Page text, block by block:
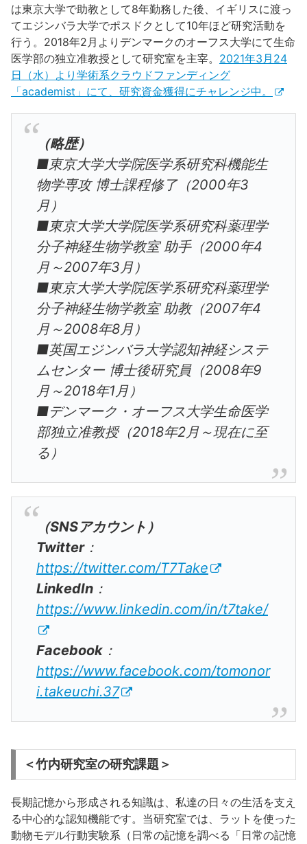
は東京大学で助教として8年勤務した後、イギリスに渡っ
てエジンバラ大学でポスドクとして10年ほど研究活動を
行う。2018年2月よりデンマークのオーフス大学にて生命
医学部の独立准教授として研究室を主宰。 2021年3月24
日（水）より学術系クラウドファンディング
「academist」にて、研究資金獲得にチャレンジ中。
（略歴）
■東京大学大学院医学系研究科機能生
物学専攻 博士課程修了（2000年3
月）
■東京大学大学院医学系研究科薬理学
分子神経生物学教室 助手（2000年4
月～2007年3月）
■東京大学大学院医学系研究科薬理学
分子神経生物学教室 助教（2007年4
月～2008年8月）
■英国エジンバラ大学認知神経システ
ムセンター 博士後研究員（2008年9
月～2018年1月）
■デンマーク・オーフス大学生命医学
部独立准教授（2018年2月～現在に至
る）
（SNSアカウント）
Twitter：
https://twitter.com/T7Take
LinkedIn ：
https://www.linkedin.com/in/t7take/
Facebook ：
https://www.facebook.com/tomonor
i.takeuchi.37
＜竹内研究室の研究課題＞
長期記憶から形成される知識は、私達の日々の生活を支え
る中心的な認知機能です。当研究室では、ラットを使った
動物モデル行動実験系（日常の記憶を調べる「日常の記憶